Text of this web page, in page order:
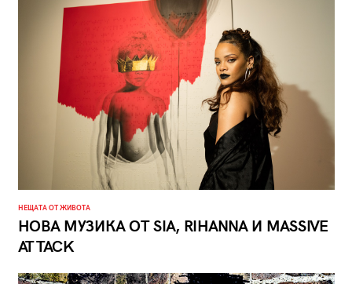
НЕЩАТА ОТ ЖИВОТА
НОВА МУЗИКА ОТ SIA, RIHANNA И MASSIVE
ATTACK